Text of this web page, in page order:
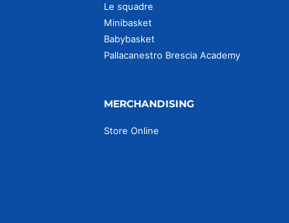
Le squadre
Minibasket
Babybasket
Pallacanestro Brescia Academy
MERCHANDISING
Store Online